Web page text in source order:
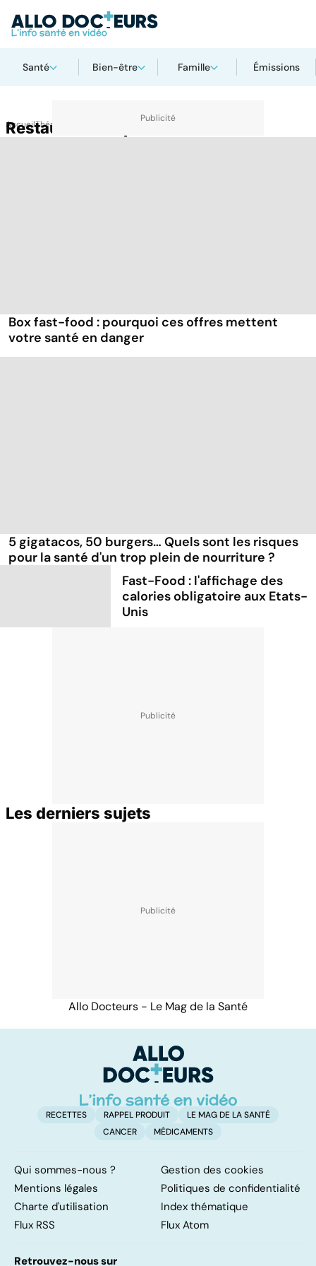
Santé Bien-être Famille Émissions
AccueilThématiques
Restauration rapide
Box fast-food : pourquoi ces offres mettent
votre santé en danger
5 gigatacos, 50 burgers… Quels sont les risques
pour la santé d'un trop plein de nourriture ?
Fast-Food : l'affichage des
calories obligatoire aux Etats-
Unis
Les derniers sujets
Allo Docteurs - Le Mag de la Santé
RECETTES RAPPEL PRODUIT
LE MAG DE LA SANTÉ
CANCER
MÉDICAMENTS
Qui sommes-nous ?
Gestion des cookies
Mentions légales
Politiques de confidentialité
Charte d'utilisation
Index thématique
Flux RSS
Flux Atom
Retrouvez-nous sur